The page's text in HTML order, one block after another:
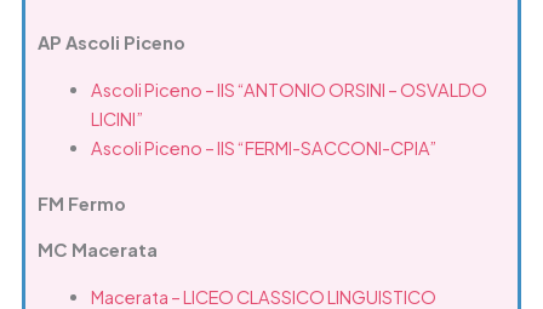
AP Ascoli Piceno
Ascoli Piceno – IIS “ANTONIO ORSINI – OSVALDO
LICINI”
Ascoli Piceno – IIS “FERMI-SACCONI-CPIA”
FM Fermo
MC Macerata
Macerata – LICEO CLASSICO LINGUISTICO